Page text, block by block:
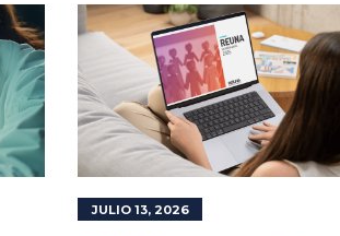
JULIO 13, 2026